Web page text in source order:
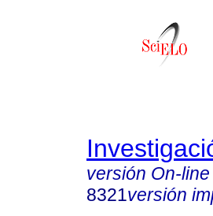
versión On-line
8321versión